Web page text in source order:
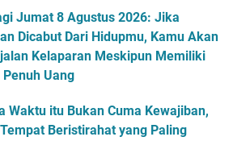
Jumat 8 Agustus 2026: Jika
Dicabut Dari Hidupmu, Kamu Akan
Kelaparan Meskipun Memiliki
Uang
Waktu itu Bukan Cuma Kewajiban,
Beristirahat yang Paling